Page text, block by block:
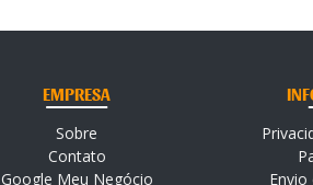
EMPRESA
Sobre
Contato
Google Meu Negócio